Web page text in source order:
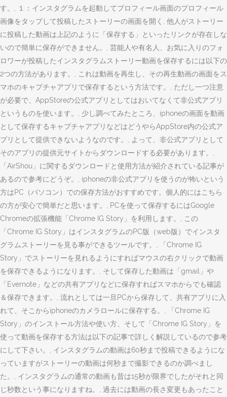
す。, １：インスタグラムを起動してプロフィール画面のプロフィール
画像をタップして投稿したストーリーの画面を開く, 他人がストーリー
に投稿した動画は上記のように「保存する」といったリンクが存在しな
いので簡単に保存ができません。, 芸能人や有名人、お気に入りのフォ
ロワーが投稿したインスタグラムストーリー動画を保存するには以下の
2つの方法があります。, これは動画を再生し、その再生動画の画面をス
マホのキャプチャアプリで保存するという方法です。, ただし一つ注意
が必要で、AppStoreの公式アプリとしてはおいてなくて非公式アプリ
というものを使います。, 少し調べてみたところ、iphoneの画面を動画
として保存するキャプチャアプリなどはどうやらAppStore内の公式ア
プリとして提供できないようなのです。, よって、非公式アプリとして
そのアプリの提供元サイトからダウンロードする必要があります。,
「AirShou」に関するダウンロードと使用方法が紹介されている記事が
あるので参考にどうぞ。, iphoneの非公式アプリを使うのが怖いという
方はPC（パソコン）での保存方法がおすすめです。個人的にはこちら
の方が安心で簡単だと思います。, PCを使って保存するにはGoogle
Chromeの拡張機能「Chrome IG Story」を利用します。, この
「Chrome IG Story」はインスタグラムのPC版（web版）でインスタ
グラムストーリーを見る事ができるツールです。, 「Chrome IG
Story」でストーリーを見れるようにすればマウスの右クリックで動画
を保存できるようになります。, そして保存した動画は「gmail」や
「Evernote」などの共有アプリなどに保存すればスマホからでも確認
＆保存できます。, 流れとしては一旦PCから保存して、共有アプリに入
れて、そこからiphoneのカメラロールに保存する。, 「Chrome IG
Story」のインストール方法や使い方、そして「Chrome IG Story」を
使って動画を保存する方法は以下の記事で詳しく解説しているので参考
にして下さい。, インスタグラムの動画は60秒まで投稿できるようにな
っていますがストーリーの動画は何秒まで撮影できるのか調べまし
た。, インスタグラムの通常の動画も昔は15秒が限界でしたがそれと同
じ秒数という事になりますね。, 過去には動画の長さ変更もあったこと